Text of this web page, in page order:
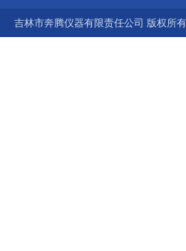
吉林市奔腾仪器有限责任公司 版权所